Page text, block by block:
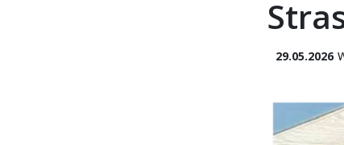
29.05.2026